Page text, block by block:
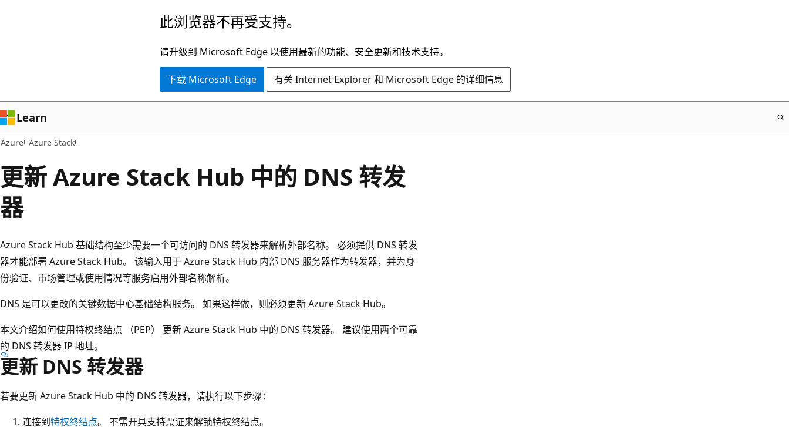
容
此浏览器不再受支持。
请升级到 Microsoft Edge 以使用最新的功能、安全更新和技术支持。
下载 Microsoft Edge 有关 Internet Explorer 和 Microsoft Edge 的详细信息
Learn
Azure Azure Stack
更新 Azure Stack Hub 中的 DNS 转发
器
Azure Stack Hub 基础结构至少需要一个可访问的 DNS 转发器来解析外部名称。 必须提供 DNS 转发
器才能部署 Azure Stack Hub。 该输入用于 Azure Stack Hub 内部 DNS 服务器作为转发器，并为身
份验证、市场管理或使用情况等服务启用外部名称解析。
DNS 是可以更改的关键数据中心基础结构服务。 如果这样做，则必须更新 Azure Stack Hub。
本文介绍如何使用特权终结点 （PEP） 更新 Azure Stack Hub 中的 DNS 转发器。 建议使用两个可靠
的 DNS 转发器 IP 地址。
更新 DNS 转发器
若要更新 Azure Stack Hub 中的 DNS 转发器，请执行以下步骤：
连接到特权终结点。 不需开具支持票证来解锁特权终结点。